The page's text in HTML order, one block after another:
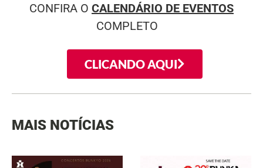
CONFIRA O CALENDÁRIO DE EVENTOS
COMPLETO
CLICANDO AQUI
MAIS NOTÍCIAS